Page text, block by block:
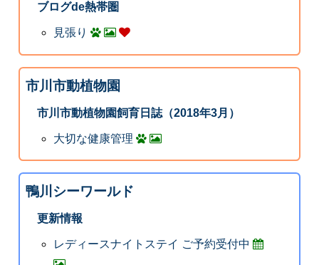
ブログde熱帯圏
見張り
市川市動植物園
市川市動植物園飼育日誌（2018年3月）
大切な健康管理
鴨川シーワールド
更新情報
レディースナイトステイ ご予約受付中